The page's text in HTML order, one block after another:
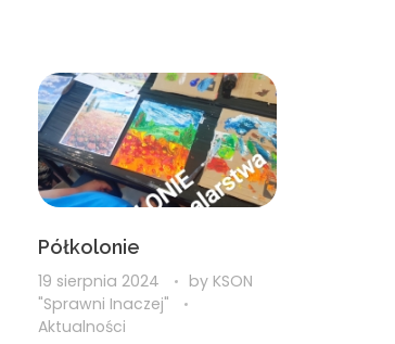
Półkolonie
19 sierpnia 2024 by KSON
"Sprawni Inaczej"
Aktualności